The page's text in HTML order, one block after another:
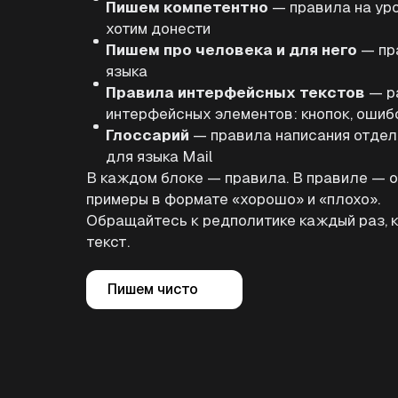
Пишем компетентно — правила на
хотим донести
Пишем про человека и для него —
языка
Правила интерфейсных текстов —
интерфейсных элементов: кнопок,
Глоссарий — правила написания
для языка Mail
В каждом блоке — правила. В правиле —
примеры в формате «хорошо» и «плохо».
Обращайтесь к редполитике каждый раз,
текст.
Пишем чисто